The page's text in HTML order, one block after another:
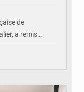
de
a remis…